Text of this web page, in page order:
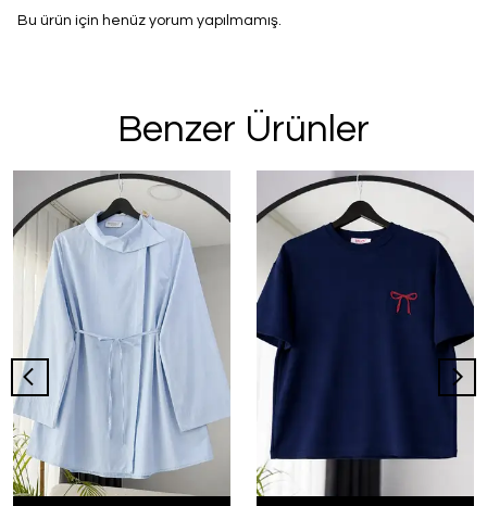
Bu ürün için henüz yorum yapılmamış.
Benzer Ürünler